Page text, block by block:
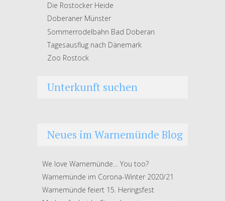
Die Rostocker Heide
Doberaner Münster
Sommerrodelbahn Bad Doberan
Tagesausflug nach Dänemark
Zoo Rostock
Unterkunft suchen
Neues im Warnemünde Blog
We love Warnemünde… You too?
Warnemünde im Corona-Winter 2020/21
Warnemünde feiert 15. Heringsfest